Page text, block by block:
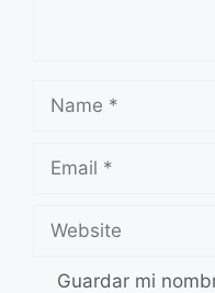
Name
Email
Website
Guardar mi